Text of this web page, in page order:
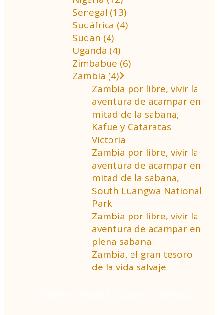
Senegal (13)
Sudáfrica (4)
Sudan (4)
Uganda (4)
Zimbabue (6)
Zambia (4)
Zambia por libre, vivir la
aventura de acampar en
mitad de la sabana,
Kafue y Cataratas
Victoria
Zambia por libre, vivir la
aventura de acampar en
mitad de la sabana,
South Luangwa National
Park
Zambia por libre, vivir la
aventura de acampar en
plena sabana
Zambia, el gran tesoro
de la vida salvaje